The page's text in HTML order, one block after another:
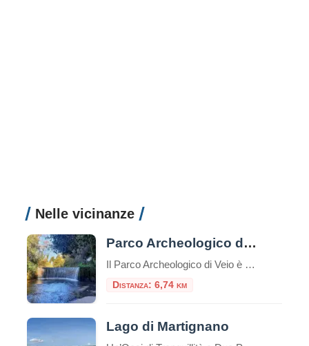
Nelle vicinanze
Parco Archeologico di Veio
Il Parco Archeologico di Veio è una perla poco conosciuta a due passi da Roma, un’area dove storia e natura si fondono armoniosamente, regalando un’esperienza suggestiva tra sentieri immersi nel verde, necropoli etrusche, antiche vie romane e cascate nascoste. Ecco tutto quello che c’è da sapere per visitarlo. Dove si trova Il Parco di Veio […]
Distanza: 6,74 km
Lago di Martignano